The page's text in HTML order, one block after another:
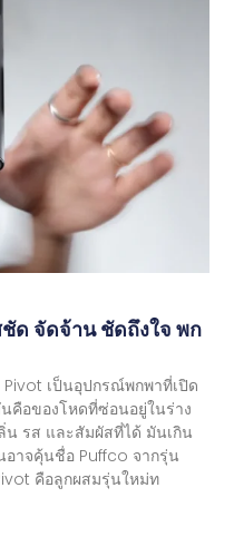
ด จัดจ้าน ชัดถึงใจ พก
Pivot เป็นอุปกรณ์พกพาที่เปิด
คือของโหดที่ซ่อนอยู่ในร่าง
น รส และสัมผัสที่ได้ มันเกิน
อาจคุ้นชื่อ Puffco จากรุ่น
คือลูกผสมรุ่นใหม่ท